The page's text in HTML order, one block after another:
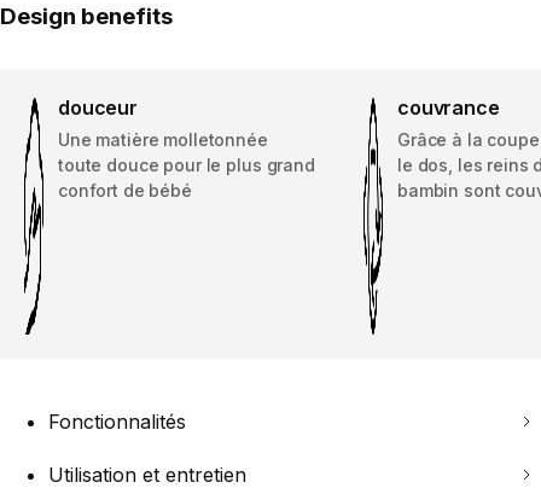
Design benefits
douceur
Une matière molletonnée
toute douce pour le plus grand
confort de bébé
couvrance
Grâce à la
le dos, les reins
bambin sont
Fonctionnalités
Utilisation et entretien